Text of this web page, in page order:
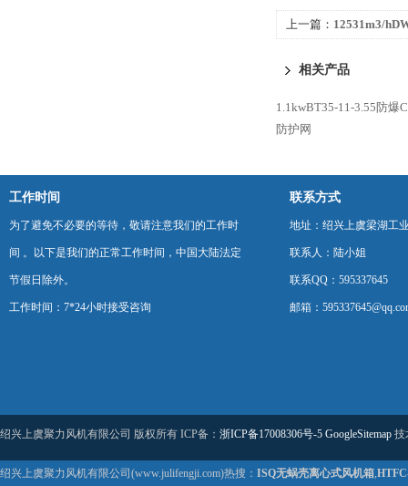
上一篇： 12531m3/
相关产品
1.1kwBT35-11-3.55防爆
防护网
工作时间
为了避免不必要的等待，敬请注意我们的工作时
间 。以下是我们的正常工作时间，中国大陆法定
节假日除外。
工作时间：7*24小时接受咨询
联系方式
地址：绍兴上虞梁湖工
联系人：陆小姐
联系QQ：595337645
邮箱：
绍兴上虞聚力风机有限公司 版权所有 ICP备： 浙ICP备17008306号-5 GoogleSitemap 技
绍兴上虞聚力风机有限公司(www.julifengji.com)热搜： ISQ无蜗壳离心式风机箱,